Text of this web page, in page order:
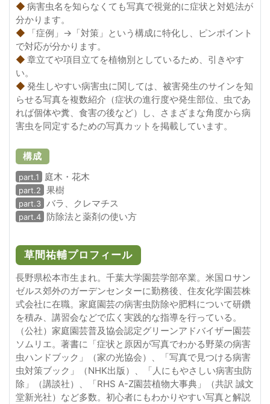
◆ 病害虫名を知らなくても写真で視覚的に症状と対処法が
分かります。
◆
「症例」→「対策」という構成に特化し、ピンポイント
で対応が分かります。
◆ 章立てや項目立てを植物別としているため、引きやす
い。
◆ 発生しやすい病害虫に関しては、被害発生のサインを知
らせる写真を複数紹介（症状の進行度や発生部位、虫であ
れば個体や糞、食害の後など）し、さまざまな角度から病
害虫を同定するための写真カットを掲載しています。
構成
part.1 庭木・花木
part.2 果樹
part.3 バラ、クレマチス
part.4 防除法と薬剤の使い方
草間祐輔プロフィール
長野県松本市生まれ。千葉大学園芸学部卒業。米国ロサン
ゼルス郊外のガーデンセンターに勤務後、住友化学園芸株
式会社に在職。家庭園芸の病害虫防除や肥料について研鑽
を積み、講習会などで広く実践的な指導を行っている。
（公社）家庭園芸普及協会認定グリーンアドバイザー園芸
ソムリエ。著書に「症状と原因が写真でわかる野菜の病害
虫ハンドブック」（家の光協会）、「写真で見つける病害
虫対策ブック」（NHK出版）、「人にもやさしい病害虫防
除」（講談社）、「RHS A-Z園芸植物大事典」（共訳 誠文
堂新光社）など多数。初心者にもわかりやすい写真と解説